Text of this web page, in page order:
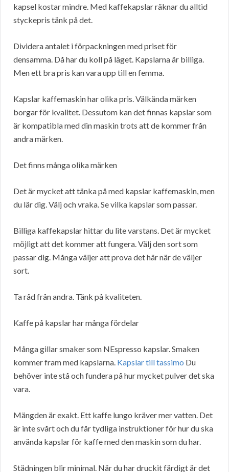
kapsel kostar mindre. Med kaffekapslar räknar du alltid
styckepris tänk på det.
Dividera antalet i förpackningen med priset för
densamma. Då har du koll på läget. Kapslarna är billiga.
Men ett bra pris kan vara upp till en femma.
Kapslar kaffemaskin har olika pris. Välkända märken
borgar för kvalitet. Dessutom kan det finnas kapslar som
är kompatibla med din maskin trots att de kommer från
andra märken.
Det finns många olika märken
Det är mycket att tänka på med kapslar kaffemaskin, men
du lär dig. Välj och vraka. Se vilka kapslar som passar.
Billiga kaffekapslar hittar du lite varstans. Det är mycket
möjligt att det kommer att fungera. Välj den sort som
passar dig. Många väljer att prova det här när de väljer
sort.
Ta råd från andra. Tänk på kvaliteten.
Kaffe på kapslar har många fördelar
Många gillar smaker som NEspresso kapslar. Smaken
kommer fram med kapslarna. Kapslar till tassimo Du
behöver inte stå och fundera på hur mycket pulver det ska
vara.
Mängden är exakt. Ett kaffe lungo kräver mer vatten. Det
är inte svårt och du får tydliga instruktioner för hur du ska
använda kapslar för kaffe med den maskin som du har.
Städningen blir minimal. När du har druckit färdigt är det